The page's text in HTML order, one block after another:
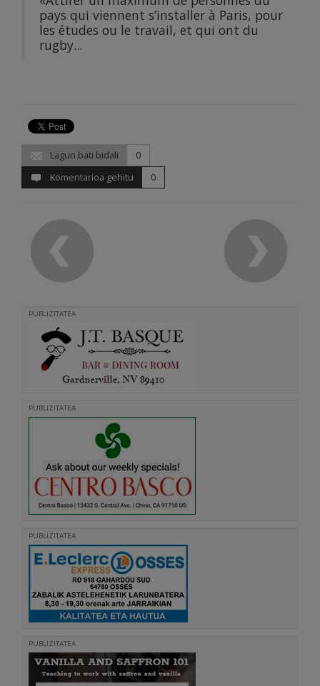
pays qui viennent s’installer à Paris, pour
les études ou le travail, et qui ont du
rugby...
Lagun bati bidali
0
Komentarioa gehitu
0
PUBLIZITATEA
PUBLIZITATEA
PUBLIZITATEA
PUBLIZITATEA